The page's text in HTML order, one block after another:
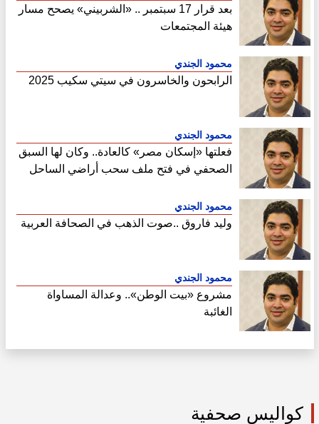
بعد قرار 17 سبتمبر .. «الشربيني» يصحح مسار
هيئة المجتمعات
محمود الجندي
الرابحون والخاسرون في سيتي سكيب 2025
محمود الجندي
فعلتها «إسكان مصر» كالعادة.. وكان لها السبق
الصحفي في فتح ملف سحب أراضي الساحل
محمود الجندي
وليد فاروق ..صوت الذهب في الصحافة العربية
محمود الجندي
مشروع «بيت الوطن».. وعدالة المساواة
الغائبة
كواليس صحفية